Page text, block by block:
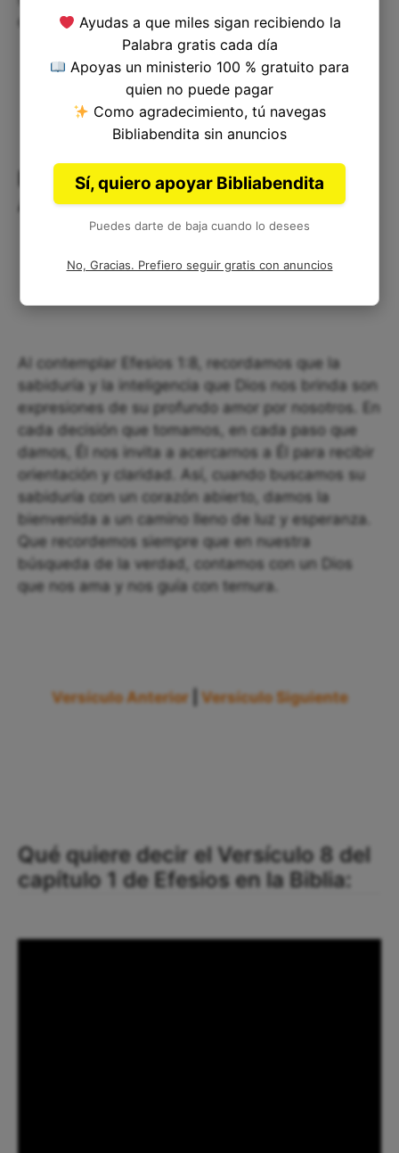
de la verdad divina!
Reflexión Corta: La Sabiduría y el
Amor de Dios
Al contemplar Efesios 1:8, recordamos que la
sabiduría y la inteligencia que Dios nos brinda son
expresiones de su profundo amor por nosotros. En
cada decisión que tomamos, en cada paso que
damos, Él nos invita a acercarnos a Él para recibir
orientación y claridad. Así, cuando buscamos su
sabiduría con un corazón abierto, damos la
bienvenida a un camino lleno de luz y esperanza.
Que recordemos siempre que en nuestra
búsqueda de la verdad, contamos con un Dios
que nos ama y nos guía con ternura.
Versículo Anterior Versículo Siguiente
Qué quiere decir el Versículo 8 del
capítulo 1 de Efesios en la Biblia:
Ayudas a que miles sigan recibiendo la
Palabra gratis cada día
Apoyas un ministerio 100 % gratuito para
quien no puede pagar
Como agradecimiento, tú navegas
Bibliabendita sin anuncios
Sí, quiero apoyar Bibliabendita
Puedes darte de baja cuando lo desees
No, Gracias. Prefiero seguir gratis con anuncios